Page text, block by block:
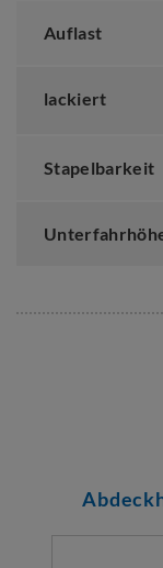
Auflast
lackiert
Stapelbarkeit